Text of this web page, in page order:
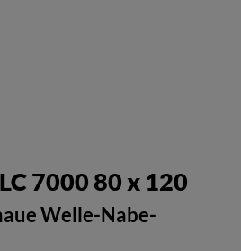
7000 80 x 120
Welle-Nabe-